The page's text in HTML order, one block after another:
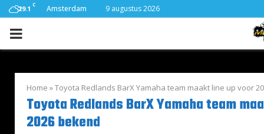
29.1 C Amsterdam 9 augustus 2026
PRIMARY
Home »Toyota Redlands BarX Yamaha team maakt line up voor
Toyota Redlands BarX Yamaha team
2026 bekend